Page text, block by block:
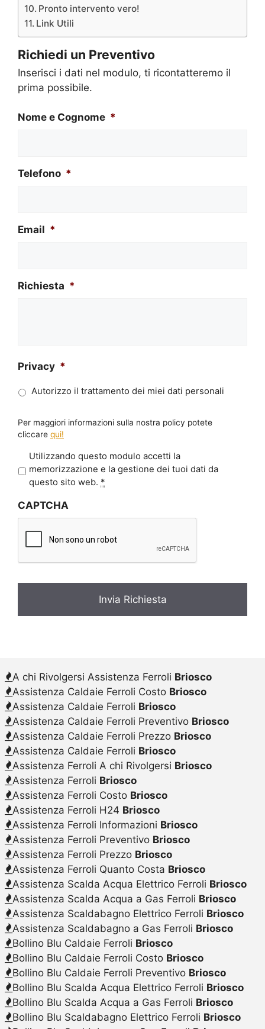
Pronto intervento vero!
Link Utili
Richiedi un Preventivo
Inserisci i dati nel modulo, ti ricontatteremo il
prima possibile.
Nome e Cognome *
Telefono *
Email *
Richiesta *
Privacy *
Autorizzo il trattamento dei miei dati personali
Per maggiori informazioni sulla nostra policy potete
cliccare qui!
r
a
c
*
Utilizzando questo modulo accetti la
memorizzazione e la gestione dei tuoi dati da
questo sito web. *
CAPTCHA
A chi Rivolgersi Assistenza Ferroli Briosco
Assistenza Caldaie Ferroli Costo Briosco
Assistenza Caldaie Ferroli Briosco
Assistenza Caldaie Ferroli Preventivo Briosco
Assistenza Caldaie Ferroli Prezzo Briosco
Assistenza Caldaie Ferroli Briosco
Assistenza Ferroli A chi Rivolgersi Briosco
Assistenza Ferroli Briosco
Assistenza Ferroli Costo Briosco
Assistenza Ferroli H24 Briosco
Assistenza Ferroli Informazioni Briosco
Assistenza Ferroli Preventivo Briosco
Assistenza Ferroli Prezzo Briosco
Assistenza Ferroli Quanto Costa Briosco
Assistenza Scalda Acqua Elettrico Ferroli Briosco
Assistenza Scalda Acqua a Gas Ferroli Briosco
Assistenza Scaldabagno Elettrico Ferroli Briosco
Assistenza Scaldabagno a Gas Ferroli Briosco
Bollino Blu Caldaie Ferroli Briosco
Bollino Blu Caldaie Ferroli Costo Briosco
Bollino Blu Caldaie Ferroli Preventivo Briosco
Bollino Blu Scalda Acqua Elettrico Ferroli Briosco
Bollino Blu Scalda Acqua a Gas Ferroli Briosco
Bollino Blu Scaldabagno Elettrico Ferroli Briosco